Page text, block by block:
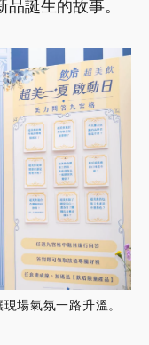
誕生的故事。
場氣氛一路升溫。